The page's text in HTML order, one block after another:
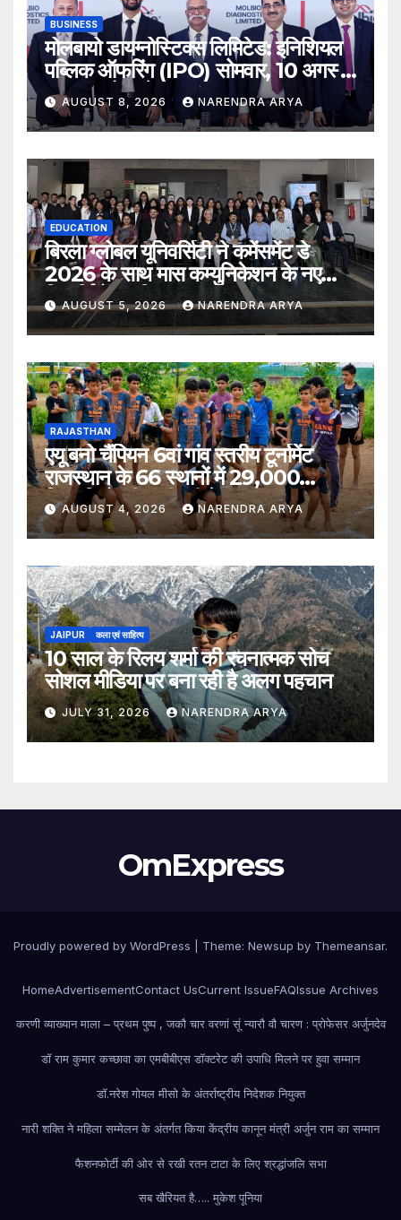
BUSINESS
मोलबायो डायग्नोस्टिक्स लिमिटेड: इनिशियल
पब्लिक ऑफरिंग (IPO) सोमवार, 10 अगस्त,
2026 को खुलेगा
AUGUST 8, 2026 NARENDRA ARYA
EDUCATION
बिरला ग्लोबल यूनिवर्सिटी ने कमेंसमेंट डे
2026 के साथ मास कम्युनिकेशन के नए
विद्यार्थियों का किया स्वागत
AUGUST 5, 2026 NARENDRA ARYA
RAJASTHAN
एयू बनो चैंपियन 6वां गांव स्तरीय टूर्नामेंट
राजस्थान के 66 स्थानों में 29,000
खिलाड़ियों की भागीदारी के साथ संपन्न हुआ
AUGUST 4, 2026 NARENDRA ARYA
JAIPUR कला एवं साहित्य
10 साल के रिलय शर्मा की रचनात्मक सोच
सोशल मीडिया पर बना रही है अलग पहचान
JULY 31, 2026 NARENDRA ARYA
OmExpress
Proudly powered by WordPress Theme: Newsup by Themeansar.
HomeAdvertisementContact UsCurrent IssueFAQIssue Archives
करणी व्याख्यान माला – प्रथम पुष्प , जकौ चार वरणां सूं न्यारौ वौ चारण : प्रोफेसर अर्जुनदेव
डॉ राम कुमार कच्छावा का एमबीबीएस डॉक्टरेट की उपाधि मिलने पर हुवा सम्मान
डॉ.नरेश गोयल मीसो के अंतर्राष्ट्रीय निदेशक नियुक्त
नारी शक्ति ने महिला सम्मेलन के अंतर्गत किया केंद्रीय कानून मंत्री अर्जुन राम का सम्मान
फैशनफोर्टी की ओर से रखी रतन टाटा के लिए श्रद्धांजलि सभा
सब खैरियत है….. मुकेश पूनिया